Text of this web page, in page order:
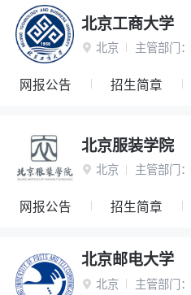
北京工商大学
 北京 主管部门：
网报公告 招生简章
北京服装学院
 北京 主管部门：
网报公告 招生简章
北京邮电大学
 北京 主管部门：